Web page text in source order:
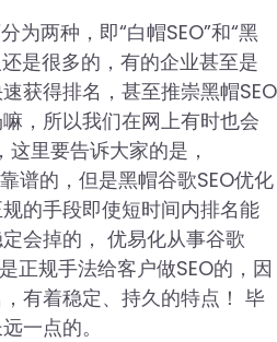
为两种，即“白帽SEO”和“黑
是很多的，有的企业甚至是
获得排名，甚至推崇黑帽SEO
，所以我们在网上有时也会
里要告诉大家的是，
谱的，但是黑帽谷歌SEO优化
的手段即使短时间内排名能
会掉的， 优易化从事谷歌
正规手法给客户做SEO的，因
有着稳定、持久的特点！ 毕
一点的。